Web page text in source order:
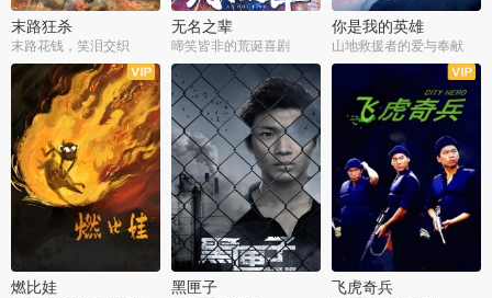
末路狂杀
末路花钱，笑泪交织
无名之辈
啼笑皆非的荒诞喜剧
你是我的英雄
山地救援者的爱与奉献
燃比娃 黑匣子 飞虎奇兵